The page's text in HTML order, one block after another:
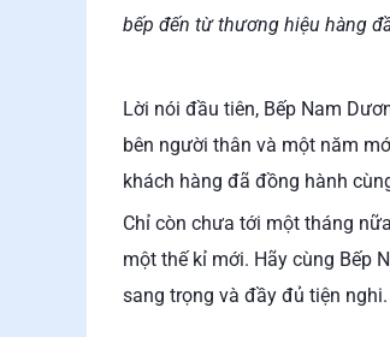
bếp đến từ thương hiệu hàng
Lời nói đầu tiên, Bếp Nam
bên người thân và một năm
khách hàng đã đồng hành
Chỉ còn chưa tới một tháng
một thế kỉ mới. Hãy cùng Bếp
sang trọng và đầy đủ tiện nghi.